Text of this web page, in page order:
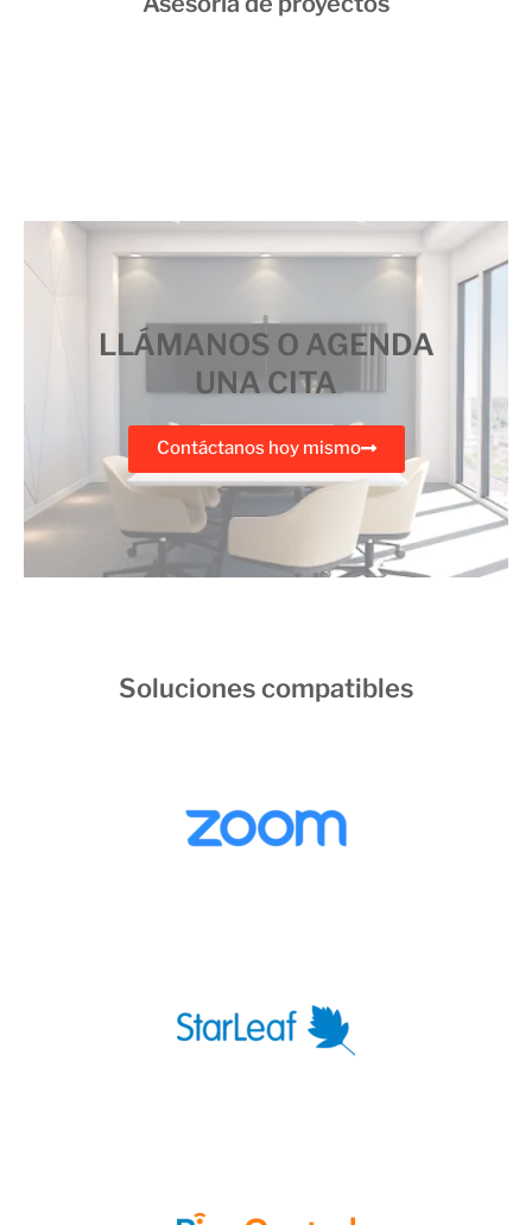
LLÁMANOS O AGENDA
UNA CITA
Contáctanos hoy mismo
Soluciones compatibles